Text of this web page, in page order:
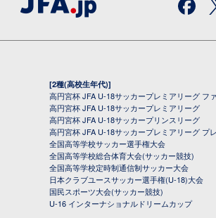
[2種(高校生年代)]
高円宮杯 JFA U-18サッカープレミアリーグ フ
高円宮杯 JFA U-18サッカープレミアリーグ
高円宮杯 JFA U-18サッカープリンスリーグ
高円宮杯 JFA U-18サッカープレミアリーグ プ
全国高等学校サッカー選手権大会
全国高等学校総合体育大会(サッカー競技)
全国高等学校定時制通信制サッカー大会
日本クラブユースサッカー選手権(U-18)大会
国民スポーツ大会(サッカー競技)
U-16 インターナショナルドリームカップ